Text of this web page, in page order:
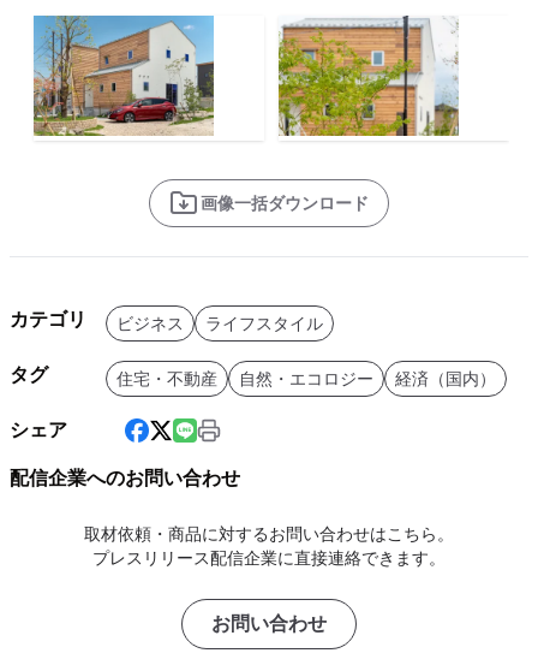
画像一括ダウンロード
カテゴリ ビジネス ライフスタイル
タグ 住宅・不動産 自然・エコロジー 経済（国内）
シェア
配信企業へのお問い合わせ
取材依頼・商品に対するお問い合わせはこちら。
プレスリリース配信企業に直接連絡できます。
お問い合わせ